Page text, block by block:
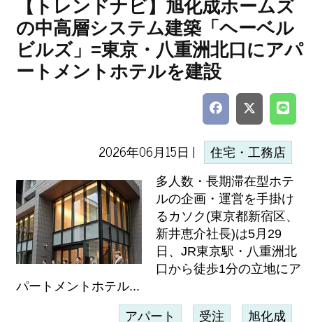
【トレンドナビ】旭化成ホームズ
の中高層システム建築「ヘーベル
ビルズ」=東京・八重洲北口にアパ
ートメントホテルを建設
2026年06月15日 | 住宅・工務店
多人数・長期滞在型ホテ
ルの企画・運営を手掛け
るカソク(東京都新宿区、
新井恵介社長)は5月29
日、JR東京駅・八重洲北
口から徒歩1分の立地にア
パートメントホテル...
アパート 受注 旭化成